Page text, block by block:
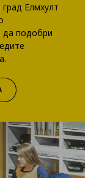
Елмхулт
да подобри